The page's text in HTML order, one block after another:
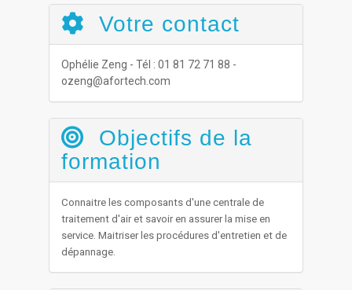
Votre contact
Ophélie Zeng - Tél : 01 81 72 71 88 -
ozeng@afortech.com
Objectifs de la
formation
Connaitre les composants d'une centrale de
traitement d'air et savoir en assurer la mise en
service. Maitriser les procédures d'entretien et de
dépannage.